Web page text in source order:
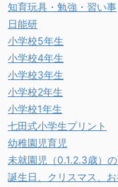
知育玩具・勉強・習い事
日能研
小学校5年生
小学校4年生
小学校3年生
小学校2年生
小学校1年生
七田式小学生プリント
幼稚園児育児
未就園児（0.1.2.3歳）
誕生日、クリスマス、